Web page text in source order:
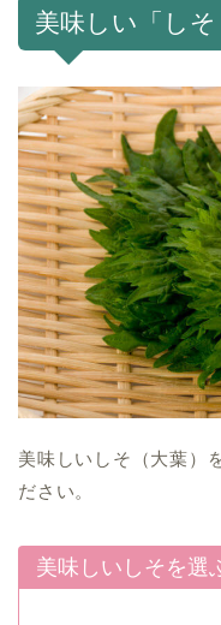
美味しい「し
美味しいしそ（大葉）
ださい。
美味しいしそを選